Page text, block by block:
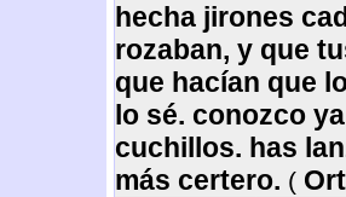
hecha jirones
rozaban, y que
que hacían que
lo sé. conozco
cuchillos. has
más certero. (